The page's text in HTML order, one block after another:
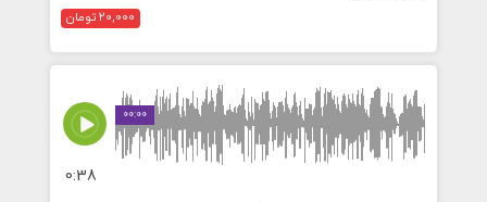
20,000 تومان
00:00
0:38